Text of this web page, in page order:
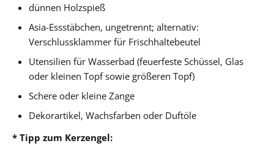
dünnen Holzspieß
Asia-Essstäbchen, ungetrennt; alternativ:
Verschlussklammer für Frischhaltebeutel
Utensilien für Wasserbad (feuerfeste Schüssel, Glas
oder kleinen Topf sowie größeren Topf)
Schere oder kleine Zange
Dekorartikel, Wachsfarben oder Duftöle
* Tipp zum Kerzengel: